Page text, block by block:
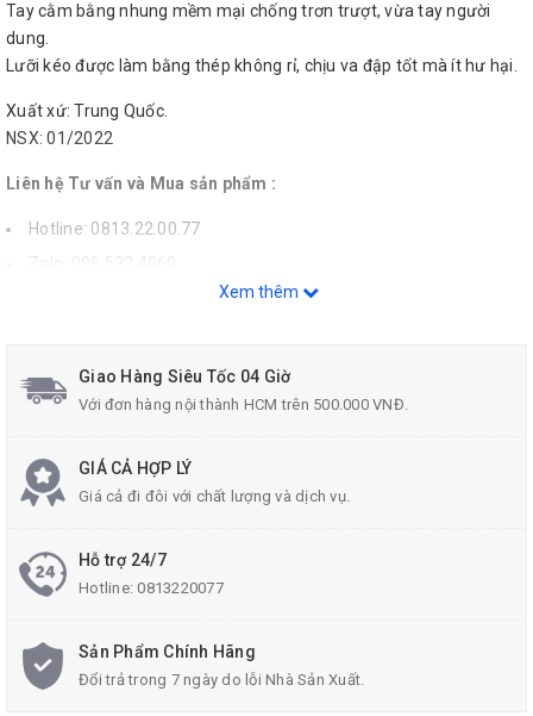
Tay cằm bằng nhung mềm mại chống trơn trượt, vừa tay người
dung.
Lưỡi kéo được làm bằng thép không rỉ, chịu va đập tốt mà ít hư hại.
Xuất xứ: Trung Quốc.
NSX: 01/2022
Liên hệ Tư vấn và Mua sản phẩm :
Hotline: 0813.22.00.77
Email: donghecuacha@gmail.com.
Xem thêm
Giao Hàng Siêu Tốc 04 Giờ
Với đơn hàng nội thành HCM trên 500.000 VNĐ.
GIÁ CẢ HỢP LÝ
Giá cả đi đôi với chất lượng và dịch vụ.
Hỗ trợ 24/7
Hotline:0813220077
Sản Phẩm Chính Hãng
Đổi trả trong 7 ngày do lỗi Nhà Sản Xuất.